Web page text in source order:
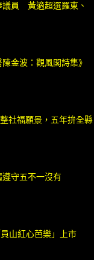
議員 黃適超選羅東、
金波：觀風閣詩集》
社福願景，五年拚全縣
守五不一沒有
山紅心芭樂」上市